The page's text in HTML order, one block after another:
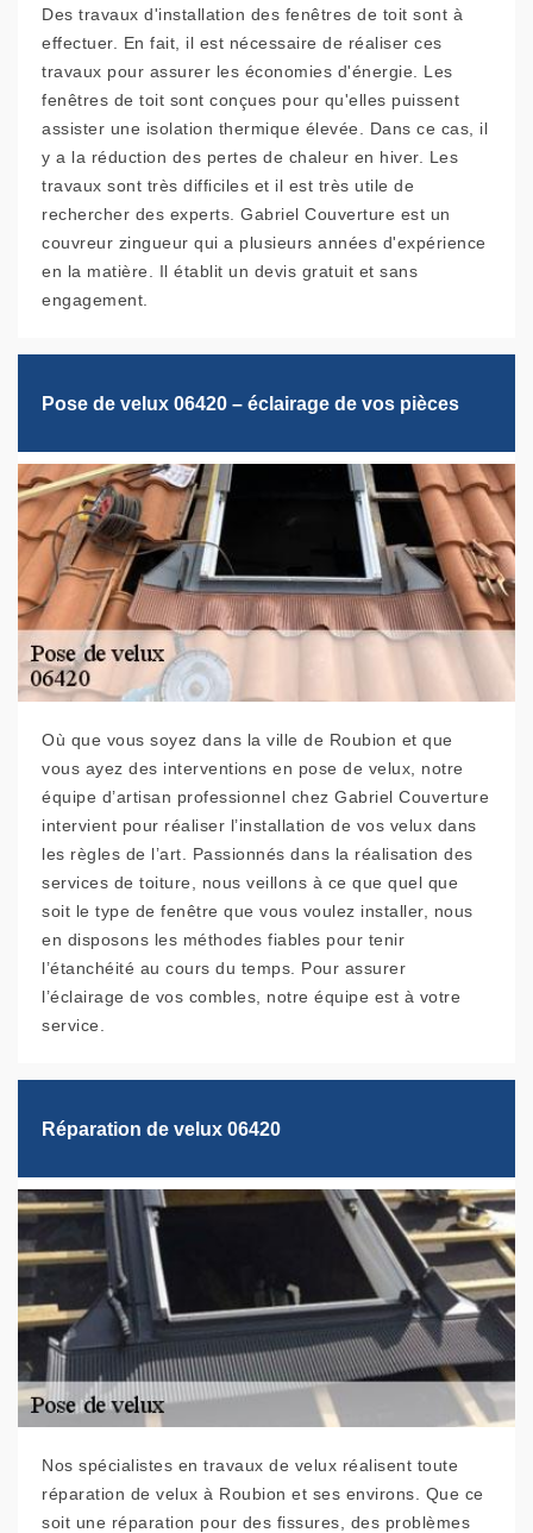
Des travaux d'installation des fenêtres de toit sont à
effectuer. En fait, il est nécessaire de réaliser ces
travaux pour assurer les économies d'énergie. Les
fenêtres de toit sont conçues pour qu'elles puissent
assister une isolation thermique élevée. Dans ce cas, il
y a la réduction des pertes de chaleur en hiver. Les
travaux sont très difficiles et il est très utile de
rechercher des experts. Gabriel Couverture est un
couvreur zingueur qui a plusieurs années d'expérience
en la matière. Il établit un devis gratuit et sans
engagement.
Pose de velux 06420 – éclairage de vos pièces
Où que vous soyez dans la ville de Roubion et que
vous ayez des interventions en pose de velux, notre
équipe d’artisan professionnel chez Gabriel Couverture
intervient pour réaliser l’installation de vos velux dans
les règles de l’art. Passionnés dans la réalisation des
services de toiture, nous veillons à ce que quel que
soit le type de fenêtre que vous voulez installer, nous
en disposons les méthodes fiables pour tenir
l’étanchéité au cours du temps. Pour assurer
l’éclairage de vos combles, notre équipe est à votre
service.
Réparation de velux 06420
Nos spécialistes en travaux de velux réalisent toute
réparation de velux à Roubion et ses environs. Que ce
soit une réparation pour des fissures, des problèmes